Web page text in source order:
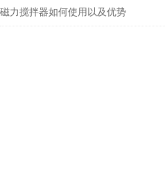
磁力搅拌器如何使用以及优势